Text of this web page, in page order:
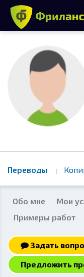
Переводы
Обо мне Мои
Примеры работ
Задать
Предложить